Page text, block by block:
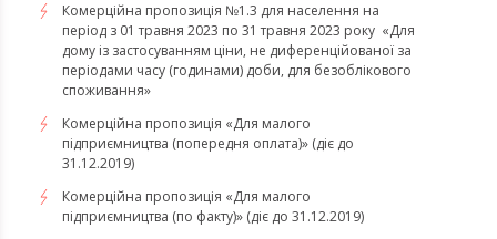
​​​​​​​Комерційна пропозиція №1.3 для населення на
період з 01 травня 2023 по 31 травня 2023 року «Для
дому із застосуванням ціни, не диференційованої за
періодами часу (годинами) доби, для безоблікового
споживання»
Комерційна пропозиція «Для малого
підприємництва (попередня оплата)» (діє до
31.12.2019)
Комерційна пропозиція «Для малого
підприємництва (по факту)» (діє до 31.12.2019)